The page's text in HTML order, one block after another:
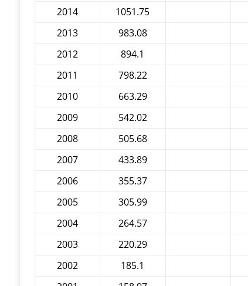
2014
1051.75
2013
983.08
2012
894.1
2011
798.22
2010
663.29
2009
542.02
2008
505.68
2007
433.89
2006
355.37
2005
305.99
2004
264.57
2003
220.29
2002
185.1